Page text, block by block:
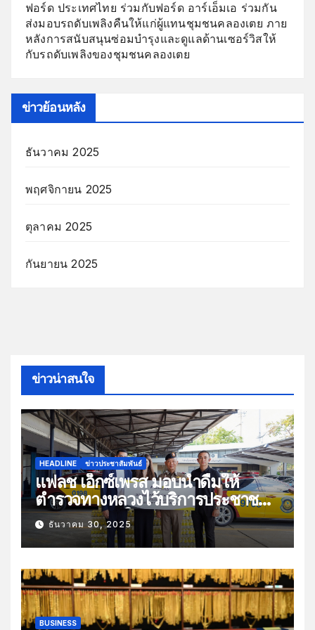
ฟอร์ด ประเทศไทย ร่วมกับฟอร์ด อาร์เอ็มเอ ร่วมกัน
ส่งมอบรถดับเพลิงคืนให้แก่ผู้แทนชุมชนคลองเตย ภาย
หลังการสนับสนุนซ่อมบำรุงและดูแลด้านเซอร์วิสให้
กับรถดับเพลิงของชุมชนคลองเตย
ข่าวย้อนหลัง
ธันวาคม 2025
พฤศจิกายน 2025
ตุลาคม 2025
กันยายน 2025
ข่าวน่าสนใจ
HEADLINE ข่าวประชาสัมพันธ์
แฟลช เอ็กซ์เพรส มอบน้ำดื่มให้
ตำรวจทางหลวงไว้บริการประชาชน
ช่วงเทศกาลปีใหม่
ธันวาคม 30, 2025
BUSINESS